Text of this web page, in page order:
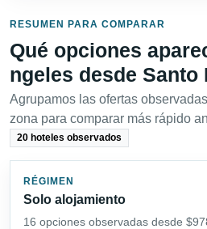
RESUMEN PARA COMPARAR
Qué opciones
ngeles desde Santo
Agrupamos las ofertas
zona para comparar más rápido
20 hoteles observados
RÉGIMEN
Solo alojamiento
16 opciones observadas desde